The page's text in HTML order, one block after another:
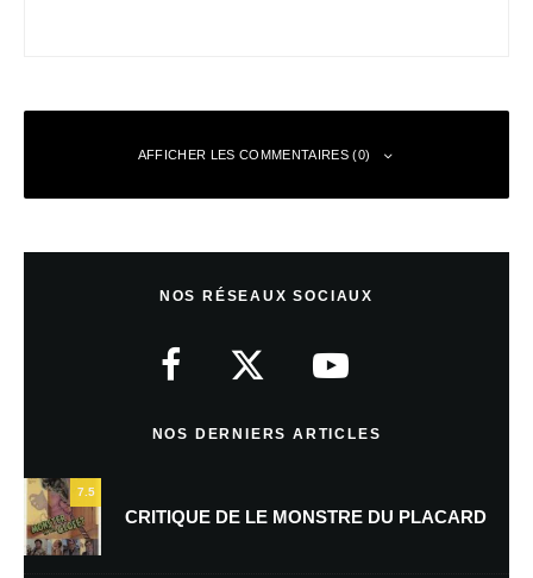
AFFICHER LES COMMENTAIRES (0)
NOS RÉSEAUX SOCIAUX
NOS DERNIERS ARTICLES
7.5
CRITIQUE DE LE MONSTRE DU PLACARD